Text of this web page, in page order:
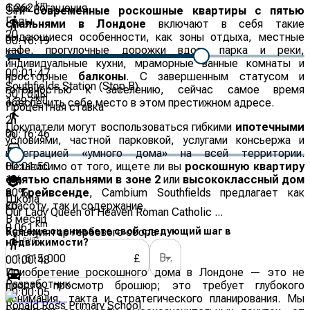
Этисовременные роскошные квартиры с пятью
спальнями в Лондоне включают в себя такие
выдающиеся особенности, как зоны отдыха, местные
кафе, прогулочные дорожки вдоль парка и реки,
индивидуальные кухни, мраморные ванные комнаты и
просторные балконы. С завершенным статусом и
готовностью к заселению, сейчас самое время
обеспечить себе место в этом престижном адресе.
Покупатели могут воспользоваться гибкими ипотечными
условиями, частной парковкой, услугами консьержа и
интеграцией «умного дома» на всей территории.
Независимо от того, ищете ли вы роскошную квартиру
с пятью спальнями в зоне 2или высококлассный дом
в Грейвсенде, Cambium Southfields предлагает как
красоту, так и содержание.
Все еще оцениваете свой следующий шаг в
недвижимости?
Приобретение роскошного дома в Лондоне — это не
просто просмотр брошюр; это требует глубокого
понимания, такта и стратегического планирования. Мы
1.362km
00:16:19
00:01:47
Southfields Station (Stop B)
1.397km
00:16:46
00:01:50
Школа
Our Lady Queen of Heaven Roman Catholic ...
0.061km
00:00:48
00:00:05
Ronald Ross Primary School
Срок погашения
Годы
20
1
30 Годы
Процентная ставка
2
%
1%
30%
£0
В месяц
Калькулятор гербового сбора
Цена*
£
Выберите вариант
Разработчик